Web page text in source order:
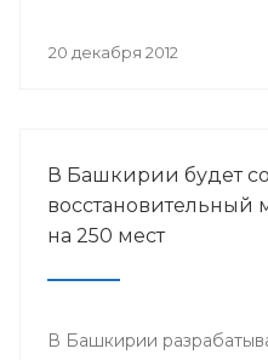
врачей станций скорой
20 декабря 2012
В Башкирии будет
на 250 мест
В Башкирии